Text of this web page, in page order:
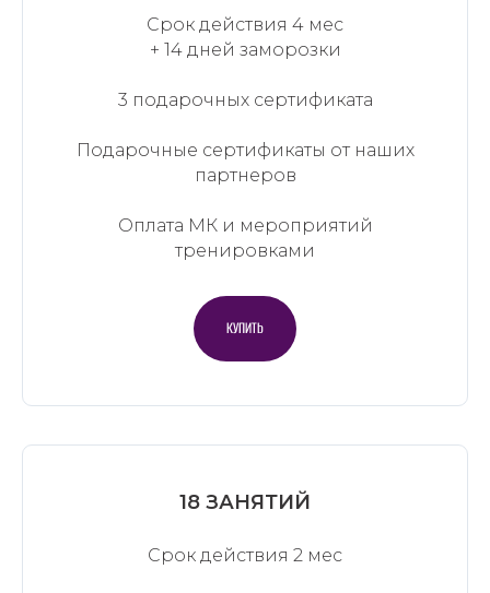
Срок действия 4 мес
+ 14 дней заморозки
3 подарочных сертификата
Подарочные сертификаты от наших
партнеров
Оплата МК и мероприятий
тренировками
КУПИТЬ
18 ЗАНЯТИЙ
Срок действия 2 мес